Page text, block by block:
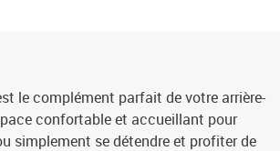
le complément parfait de votre arrière-
confortable et accueillant pour
simplement se détendre et profiter de